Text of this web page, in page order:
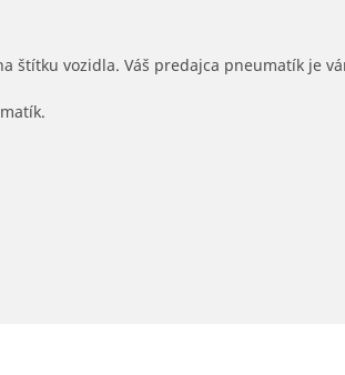
vozidla. Váš predajca pneumatík je